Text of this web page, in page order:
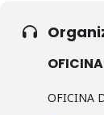
OFICINA